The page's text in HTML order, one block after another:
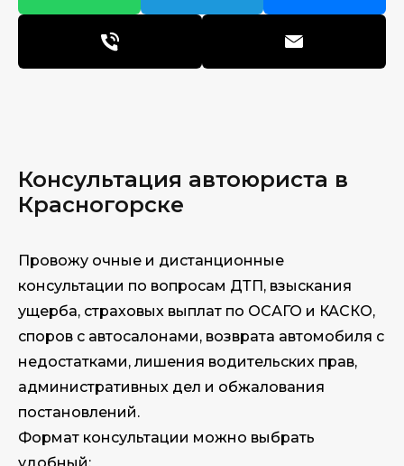
Консультация автоюриста в
Красногорске
Провожу очные и дистанционные
консультации по вопросам ДТП, взыскания
ущерба, страховых выплат по ОСАГО и КАСКО,
споров с автосалонами, возврата автомобиля с
недостатками, лишения водительских прав,
административных дел и обжалования
постановлений.
Формат консультации можно выбрать